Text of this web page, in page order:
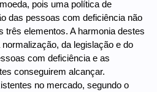
pois uma política de
das pessoas com deficiência não
três elementos. A harmonia destes
da legislação e do
com deficiência e as
conseguirem alcançar.
no mercado, segundo o